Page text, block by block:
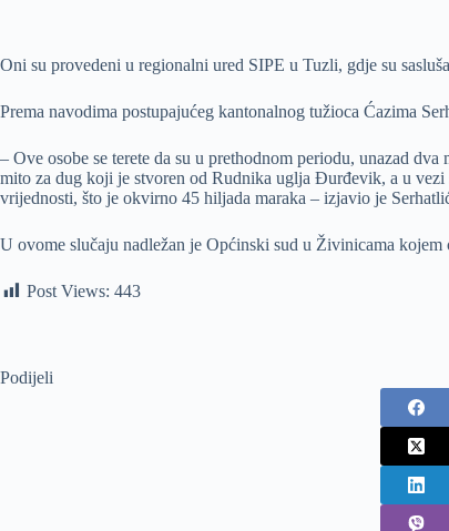
Oni su provedeni u regionalni ured SIPE u Tuzli, gdje su
Prema navodima postupajućeg kantonalnog tužioca Ćazima
– Ove osobe se terete da su u prethodnom periodu, unazad
mito za dug koji je stvoren od Rudnika uglja Đurđevik, a u
vrijednosti, što je okvirno 45 hiljada maraka – izjavio je
U ovome slučaju nadležan je Općinski sud u Živinicama
Post Views: 443
Podijeli